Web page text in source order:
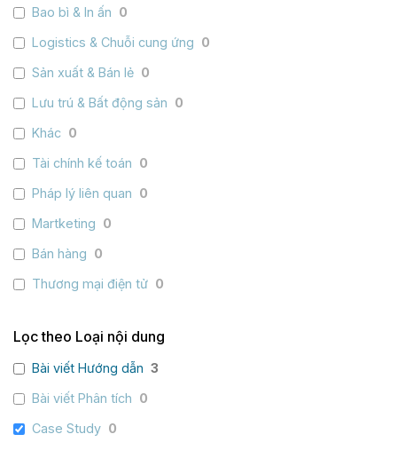
Bao bì & In ấn 0
Logistics & Chuỗi cung ứng 0
Sản xuất & Bán lẻ 0
Lưu trú & Bất động sản 0
Khác 0
Tài chính kế toán 0
Pháp lý liên quan 0
Martketing 0
Bán hàng 0
Thương mại điện tử 0
Lọc theo Loại nội dung
Bài viết Hướng dẫn 3
Bài viết Phân tích 0
Case Study 0